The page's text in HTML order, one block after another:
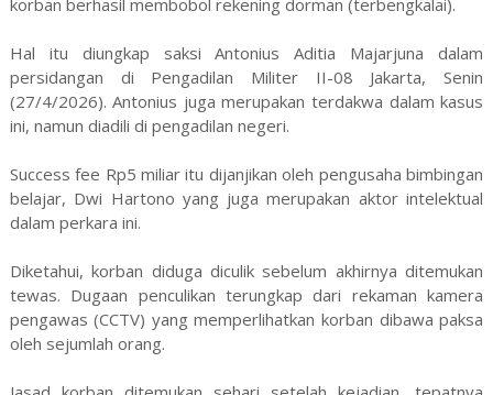
Hal itu diungkap saksi Antonius Aditia Majarjuna dalam
persidangan di Pengadilan Militer II-08 Jakarta, Senin
(27/4/2026). Antonius juga merupakan terdakwa dalam kasus
ini, namun diadili di pengadilan negeri.
Success fee Rp5 miliar itu dijanjikan oleh pengusaha bimbingan
belajar, Dwi Hartono yang juga merupakan aktor intelektual
dalam perkara ini.
Diketahui, korban diduga diculik sebelum akhirnya ditemukan
tewas. Dugaan penculikan terungkap dari rekaman kamera
pengawas (CCTV) yang memperlihatkan korban dibawa paksa
oleh sejumlah orang.